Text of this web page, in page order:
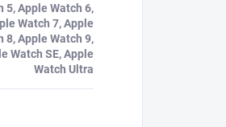
5, Apple Watch 6,
Watch 7, Apple
8, Apple Watch 9,
Watch SE, Apple
Watch Ultra